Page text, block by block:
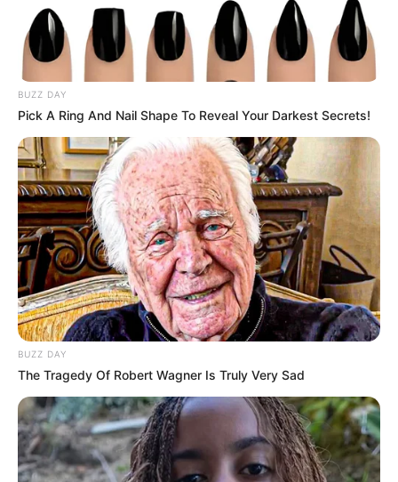
09:58 / 06 Avqust 2026
85 ölkəyə vizasız giriş təklif edən
pasport satışaçıxarıldı
44 0 0
BUZZ DAY
Pick A Ring And Nail Shape To Reveal Your Darkest Secrets!
BUZZ DAY
The Tragedy Of Robert Wagner Is Truly Very Sad